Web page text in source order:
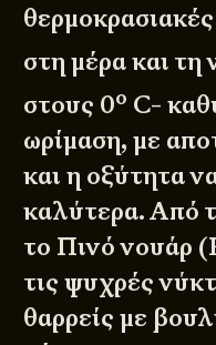
στη μέρα και
στους 0ο C-
ωρίμαση, με
και η οξύτητα
καλύτερα. Από
το Πινό νουάρ
τις ψυχρές
θαρρείς με